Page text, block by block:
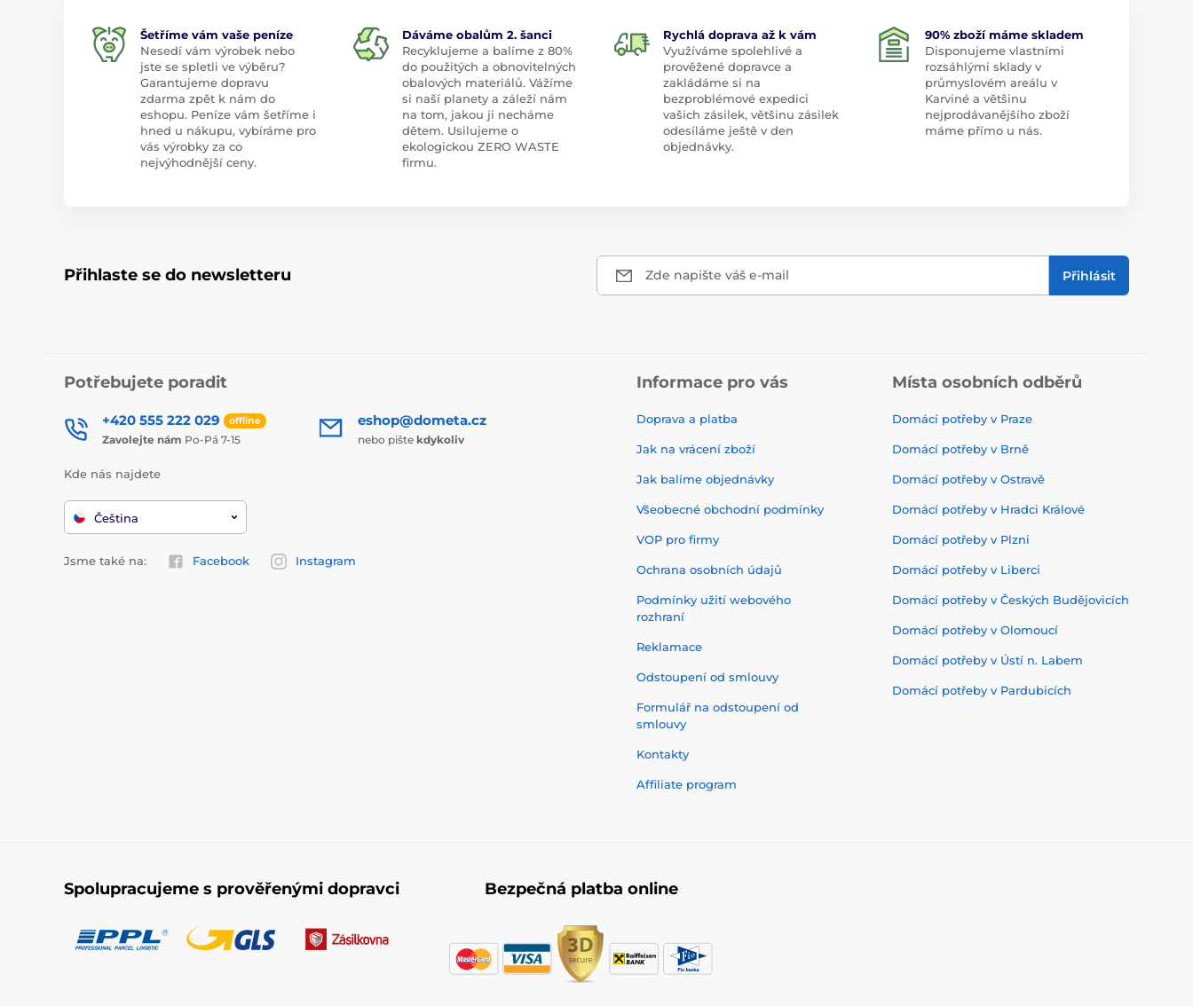
Šetříme vám vaše peníze
Nesedí vám výrobek nebo
jste se spletli ve výběru?
Garantujeme dopravu
zdarma zpět k nám do
eshopu. Peníze vám šetříme i
hned u nákupu, vybíráme pro
vás výrobky za co
nejvýhodnější ceny.
Dáváme obalům 2. šanci
Recyklujeme a balíme z 80%
do použitých a obnovitelných
obalových materiálů. Vážíme
si naší planety a záleží nám
na tom, jakou ji necháme
dětem. Usilujeme o
ekologickou ZERO WASTE
firmu.
Rychlá doprava až k vám
Využíváme spolehlivé a
prověžené dopravce a
zakládáme si na
bezproblémové expedici
vašich zásilek, většinu zásilek
odesíláme ještě v den
objednávky.
90% zboží máme skladem
Disponujeme vlastními
rozsáhlými sklady v
průmyslovém areálu v
Karviné a většinu
nejprodávanějšího zboží
máme přímo u nás.
Přihlaste se do newsletteru Zde napište váš e-mail Přihlásit
Potřebujete poradit
+420 555 222 029 offline
Zavolejte nám Po-Pá 7-15
eshop@dometa.cz
nebo pište kdykoliv
Kde nás najdete
Čeština
Jsme také na: Facebook Instagram
Informace pro vás
Doprava a platba
Jak na vrácení zboží
Jak balíme objednávky
Všeobecné obchodní podmínky
VOP pro firmy
Ochrana osobních údajů
Podmínky užití webového
rozhraní
Reklamace
Odstoupení od smlouvy
Formulář na odstoupení od
smlouvy
Kontakty
Affiliate program
Místa osobních odběrů
Domácí potřeby v Praze
Domácí potřeby v Brně
Domácí potřeby v Ostravě
Domácí potřeby v Hradci Králové
Domácí potřeby v Plzni
Domácí potřeby v Liberci
Domácí potřeby v Českých Budějovicích
Domácí potřeby v Olomoucí
Domácí potřeby v Ústí n. Labem
Domácí potřeby v Pardubicích
Spolupracujeme s prověřenými dopravci Bezpečná platba online